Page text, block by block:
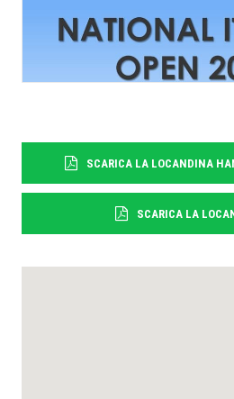
SCARICA LA LOCANDINA
SCARICA LA